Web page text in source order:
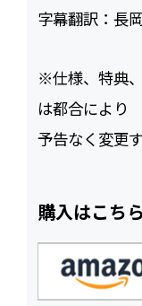
字幕翻訳： 長
※仕様、特典
は都合により
予告なく変更
購入はこちら